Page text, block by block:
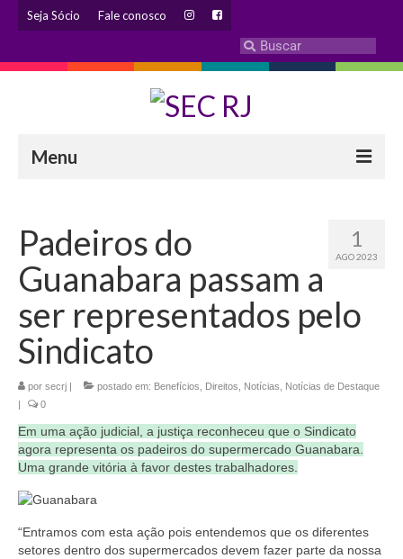
Seja Sócio Fale conosco
Menu
Eleição 2024 – Comissão Eleitoral
Histórico
Diretoria
Estatuto
Atendimentos
Coletivo Margaridas
Coletivo de Igualdade Racial
DENÚNCIAS
SERVIÇOS
1
AGO 2023
Padeiros do
Guanabara passam a
ser representados pelo
Sindicato
por secrj | postado em: Benefícios Direitos Notícias
Notícias de Destaque
|
0
Em uma ação judicial, a justiça reconheceu que o Sindicato
agora representa os padeiros do supermercado Guanabara.
Uma grande vitória à favor destes trabalhadores.
“Entramos com esta ação pois entendemos que os diferentes
setores dentro dos supermercados devem fazer parte da nossa